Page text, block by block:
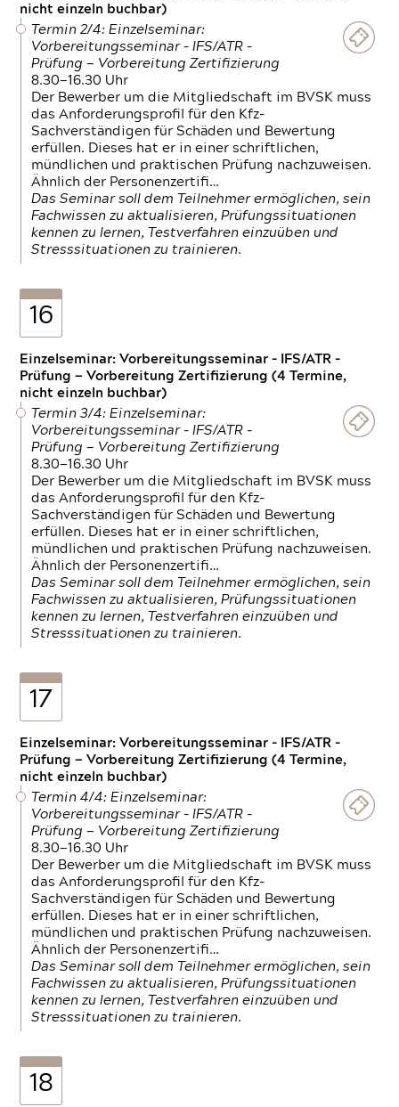
nicht einzeln buchbar)
Termin 2/4: Einzelseminar:
Vorbereitungsseminar - IFS/ATR -
Prüfung — Vorbereitung Zertifizierung
8.30—16.30 Uhr
Der Bewerber um die Mitgliedschaft im BVSK muss
das Anforderungsprofil für den Kfz-
Sachverständigen für Schäden und Bewertung
erfüllen. Dieses hat er in einer schriftlichen,
mündlichen und praktischen Prüfung nachzuweisen.
Ähnlich der Personenzertifi…
Das Seminar soll dem Teilnehmer ermöglichen, sein
Fachwissen zu aktualisieren, Prüfungssituationen
kennen zu lernen, Testverfahren einzuüben und
Stresssituationen zu trainieren.
16
Einzelseminar: Vorbereitungsseminar - IFS/ATR -
Prüfung — Vorbereitung Zertifizierung (4 Termine,
nicht einzeln buchbar)
Termin 3/4: Einzelseminar:
Vorbereitungsseminar - IFS/ATR -
Prüfung — Vorbereitung Zertifizierung
8.30—16.30 Uhr
Der Bewerber um die Mitgliedschaft im BVSK muss
das Anforderungsprofil für den Kfz-
Sachverständigen für Schäden und Bewertung
erfüllen. Dieses hat er in einer schriftlichen,
mündlichen und praktischen Prüfung nachzuweisen.
Ähnlich der Personenzertifi…
Das Seminar soll dem Teilnehmer ermöglichen, sein
Fachwissen zu aktualisieren, Prüfungssituationen
kennen zu lernen, Testverfahren einzuüben und
Stresssituationen zu trainieren.
17
Einzelseminar: Vorbereitungsseminar - IFS/ATR -
Prüfung — Vorbereitung Zertifizierung (4 Termine,
nicht einzeln buchbar)
Termin 4/4: Einzelseminar:
Vorbereitungsseminar - IFS/ATR -
Prüfung — Vorbereitung Zertifizierung
8.30—16.30 Uhr
Der Bewerber um die Mitgliedschaft im BVSK muss
das Anforderungsprofil für den Kfz-
Sachverständigen für Schäden und Bewertung
erfüllen. Dieses hat er in einer schriftlichen,
mündlichen und praktischen Prüfung nachzuweisen.
Ähnlich der Personenzertifi…
Das Seminar soll dem Teilnehmer ermöglichen, sein
Fachwissen zu aktualisieren, Prüfungssituationen
kennen zu lernen, Testverfahren einzuüben und
Stresssituationen zu trainieren.
18